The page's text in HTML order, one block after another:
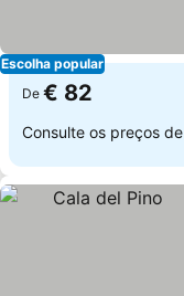
Escolha popular
De € 82
Consulte os preços de